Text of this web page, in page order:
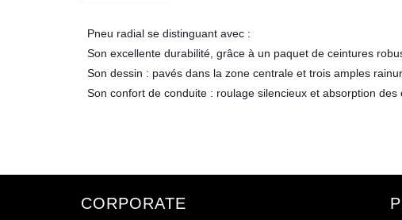
Pneu radial se distinguant avec :
Son excellente durabilité, grâce à un paquet de ceintures
Son dessin : pavés dans la zone centrale et trois amples
Son confort de conduite : roulage silencieux et absorption des
CORPORATE